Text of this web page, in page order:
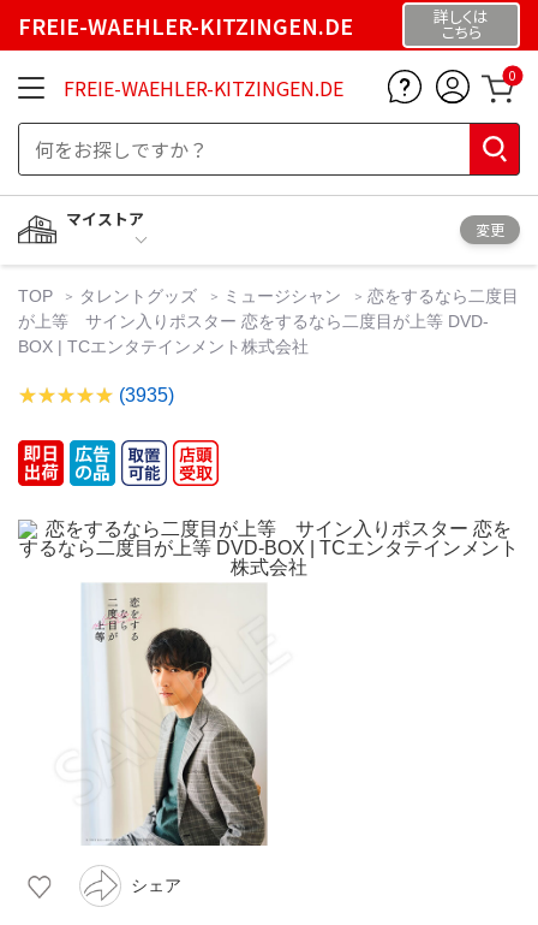
FREIE-WAEHLER-KITZINGEN.DE 詳しくは
こちら
FREIE-WAEHLER-KITZINGEN.DE 0
マイストア
変更
TOP タレントグッズ ミュージシャン
恋をするなら二度目
が上等 サイン入りポスター 恋をするなら二度目が上等 DVD-
BOX | TCエンタテインメント株式会社
(3935)
シェア